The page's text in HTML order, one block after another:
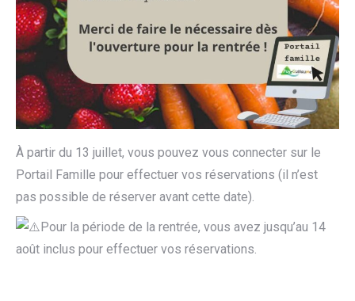
À partir du 13 juillet, vous pouvez vous connecter sur le
Portail Famille pour effectuer vos réservations (il n’est
pas possible de réserver avant cette date).
Pour la période de la rentrée, vous avez jusqu’au 14
août inclus pour effectuer vos réservations.